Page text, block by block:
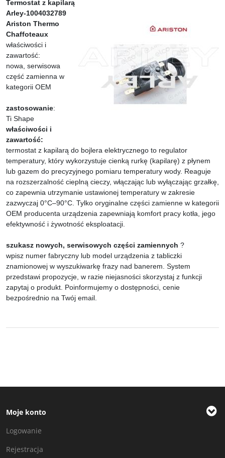
Termostat z kapilarą
Arley-1004032789
Ariston Thermo
Chaffoteaux
właściwości i
zawartość:
nowa, serwisowa
część zamienna w
kategorii OEM
zastosowanie:
Ti Shape
właściwości i
zawartość:
termostat z kapilarą do bojlera elektrycznego to regulator
temperatury, który wykorzystuje cienką rurkę (kapilarę) z płynem
lub gazem do precyzyjnego pomiaru temperatury wody. Reaguje
na rozszerzalność cieplną cieczy, włączając lub wyłączając grzałkę,
co zapewnia utrzymanie ustawionej temperatury w zakresie
zazwyczaj 0°C–90°C. Tylko oryginalne części zamienne w kategorii
OEM producenta urządzenia zapewniają komfort pracy kotła, jego
efektywność i żywotność eksploatacji.
szukasz nowych, serwisowych części zamiennych ?
wpisz numer fabryczny lub model urządzenia z tabliczki
znamionowej w wyszukiwarkę frazy nad banerem. System
przedstawi propozycje, w razie niejasności skorzystaj z funkcji
zapytaj o produkt. Poinformujemy o dostępności, cenie
bezpośrednio na Twój email.
Moje konto
Logowanie
Rejestracja